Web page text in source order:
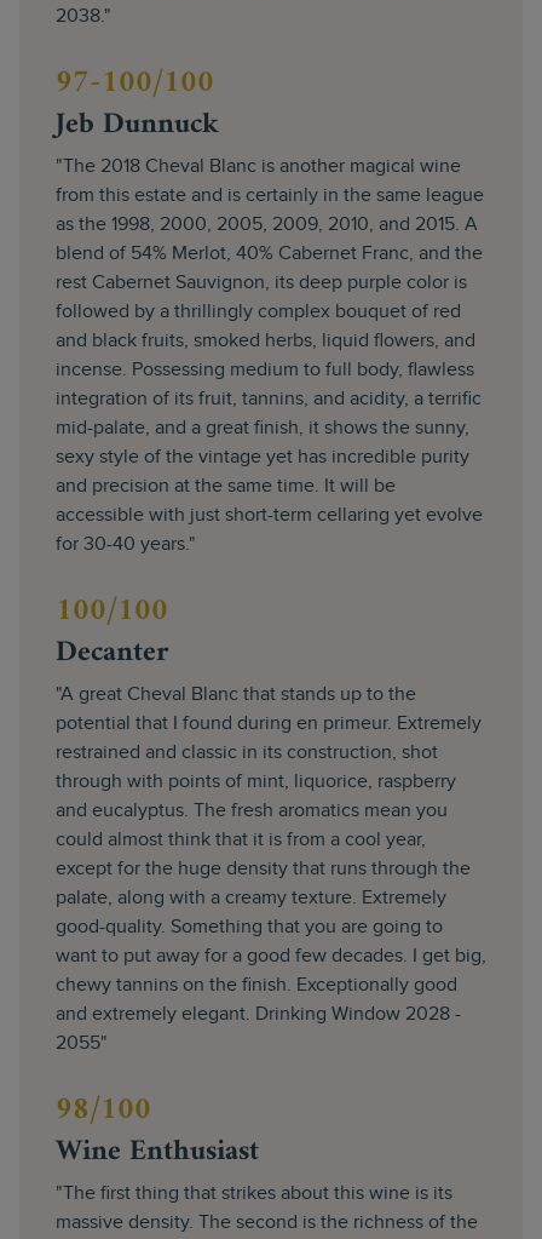
2038."
97-100/100
Jeb Dunnuck
"The 2018 Cheval Blanc is another magical wine
from this estate and is certainly in the same league
as the 1998, 2000, 2005, 2009, 2010, and 2015. A
blend of 54% Merlot, 40% Cabernet Franc, and the
rest Cabernet Sauvignon, its deep purple color is
followed by a thrillingly complex bouquet of red
and black fruits, smoked herbs, liquid flowers, and
incense. Possessing medium to full body, flawless
integration of its fruit, tannins, and acidity, a terrific
mid-palate, and a great finish, it shows the sunny,
sexy style of the vintage yet has incredible purity
and precision at the same time. It will be
accessible with just short-term cellaring yet evolve
for 30-40 years."
100/100
Decanter
"A great Cheval Blanc that stands up to the
potential that I found during en primeur. Extremely
restrained and classic in its construction, shot
through with points of mint, liquorice, raspberry
and eucalyptus. The fresh aromatics mean you
could almost think that it is from a cool year,
except for the huge density that runs through the
palate, along with a creamy texture. Extremely
good-quality. Something that you are going to
want to put away for a good few decades. I get big,
chewy tannins on the finish. Exceptionally good
and extremely elegant. Drinking Window 2028 -
2055"
98/100
Wine Enthusiast
"The first thing that strikes about this wine is its
massive density. The second is the richness of the